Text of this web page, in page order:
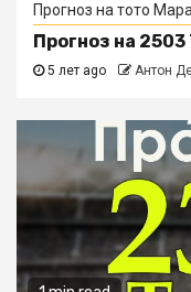
Прогноз на тото
Прогноз на
5 лет ago Антон